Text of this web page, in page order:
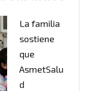
La familia
sostiene
que
AsmetSalu
d